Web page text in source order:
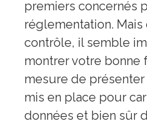
premiers concernés
réglementation. Mais
contrôle, il semble
montrer votre bonne
mesure de
mis en place pour
données et bien sûr